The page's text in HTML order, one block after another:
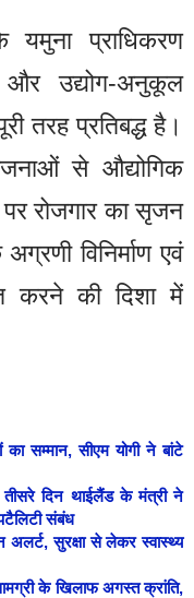
प्राधिकरण
और उद्योग-अनुकूल
तरह प्रतिबद्ध है।
से औद्योगिक
पर रोजगार का सृजन
विनिर्माण एवं
करने की दिशा में
सम्मान, सीएम योगी ने बांटे
दिन थाईलैंड के मंत्री ने
संबंध
अलर्ट, सुरक्षा से लेकर स्वास्थ्य
के खिलाफ अगस्त क्रांति,